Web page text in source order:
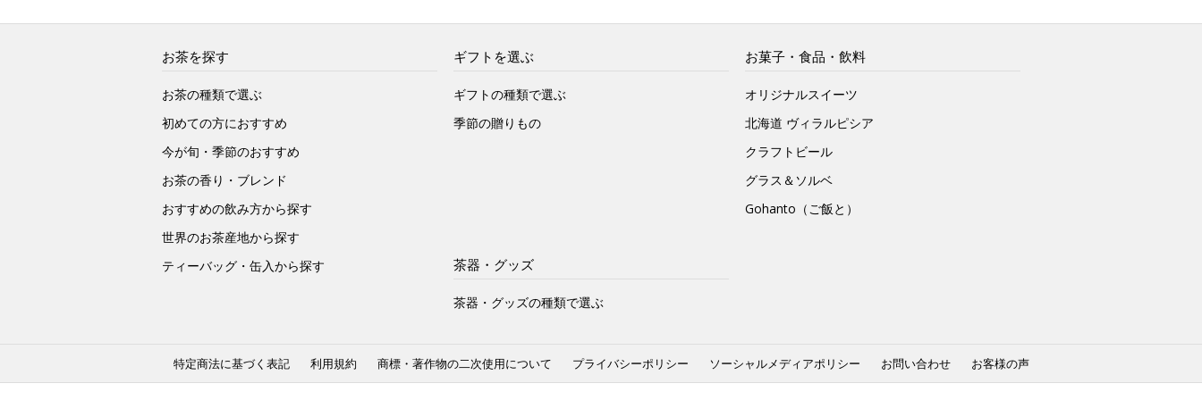
お茶を探す
お茶の種類で選ぶ
初めての方におすすめ
今が旬・季節のおすすめ
お茶の香り・ブレンド
おすすめの飲み方から探す
世界のお茶産地から探す
ティーバッグ・缶入から探す
ギフトを選ぶ
ギフトの種類で選ぶ
季節の贈りもの
お菓子・食品・飲料
オリジナルスイーツ
北海道 ヴィラルピシア
クラフトビール
グラス＆ソルベ
Gohanto（ご飯と）
茶器・グッズ
茶器・グッズの種類で選ぶ
特定商法に基づく表記 利用規約 商標・著作物の二次使用について プライバシーポリシー ソーシャルメディアポリシー お問い合わせ お客様の声